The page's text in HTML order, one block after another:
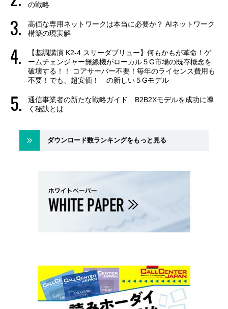
の戦略
高価な専用ネットワークは本当に必要か？ AIネットワーク
構築の現実解
【基調講演 K2-4 スリーダブリュー】何もかもが革命！ゲ
ームチェンジャー無線機がローカル５G市場の既存概念を
破壊する！！ コアサーバー不要！毎年のライセンス費用も
不要！でも、超安価！ の新しい５Gモデル
通信事業者の新たな戦略ガイド B2B2Xモデルを成功に導
く秘訣とは
ダウンロード数ランキングをもっと見る